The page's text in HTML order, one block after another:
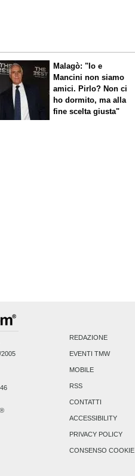
Malagò: "Io e
Mancini non siamo
amici. Pirlo? Non ci
ho dormito, ma alla
fine scelta giusta"
2005
REDAZIONE
EVENTI TMW
MOBILE
RSS
CONTATTI
ACCESSIBILITY
PRIVACY POLICY
CONSENSO COOKIE